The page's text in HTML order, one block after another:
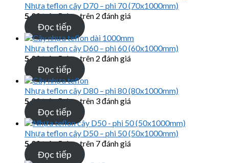
Nhựa teflon cây D70 – phi 70 (70x1000mm)
5.00trên 5 dựa trên 2 đánh giá
Đọc tiếp
Nhựa teflon cây D60 – phi 60 (60x1000mm)
5.00trên 5 dựa trên 2 đánh giá
Đọc tiếp
Nhựa teflon cây D80 – phi 80 (80x1000mm)
5.00trên 5 dựa trên 3đánh giá
Đọc tiếp
Nhựa teflon cây D50 – phi 50 (50x1000mm)
5.00trên 5 dựa trên 7đánh giá
Đọc tiếp